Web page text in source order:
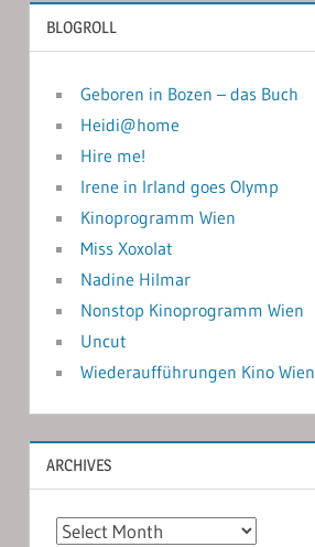
BLOGROLL
Geboren in Bozen – das Buch
Heidi@home
Hire me!
Irene in Irland goes Olymp
Kinoprogramm Wien
Miss Xoxolat
Nadine Hilmar
Nonstop Kinoprogramm Wien
Uncut
Wiederaufführungen Kino Wien
ARCHIVES
Archives